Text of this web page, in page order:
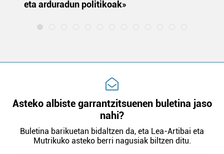
eta arduradun politikoak»
Asteko albiste garrantzitsuenen buletina jaso
nahi?
Buletina barikuetan bidaltzen da, eta Lea-Artibai eta
Mutrikuko asteko berri nagusiak biltzen ditu.